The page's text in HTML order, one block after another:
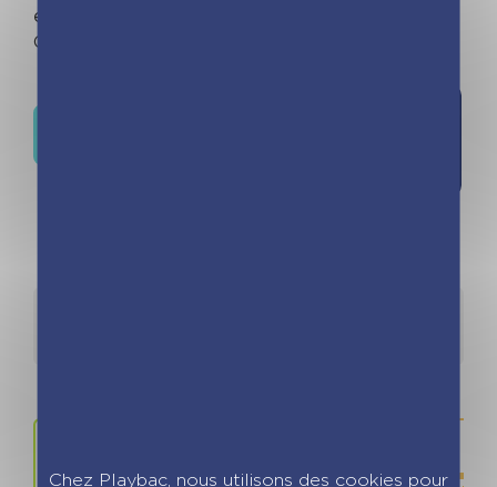
embout.
Out of stock
Chez Playbac, nous utilisons des cookies pour